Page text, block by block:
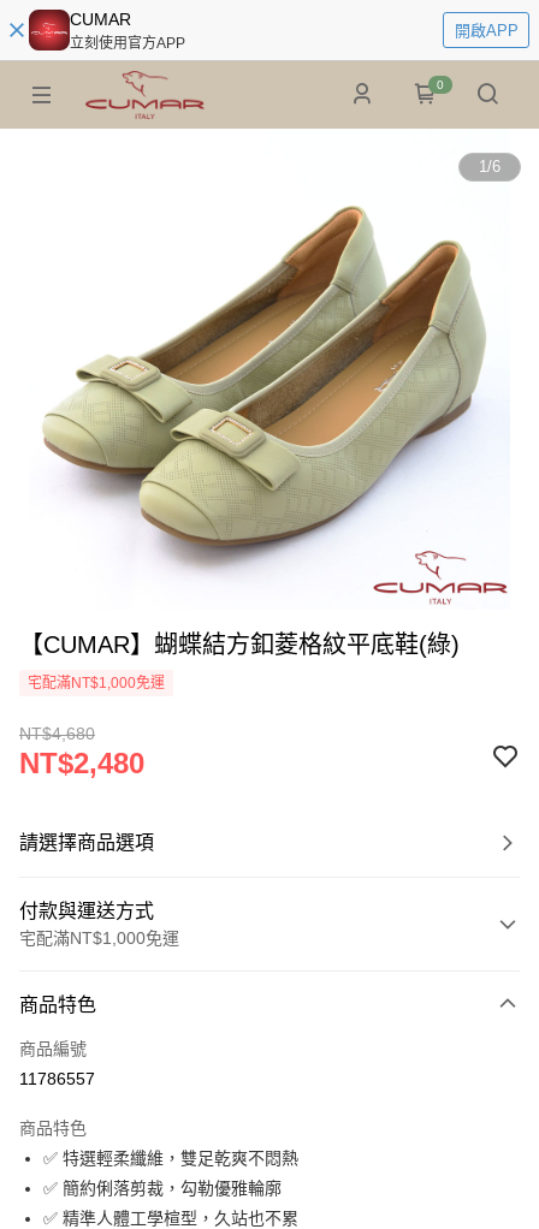
CUMAR
立刻使用官方APP
開啟APP
0
1/6
【CUMAR】蝴蝶結方釦菱格紋平底鞋(綠)
宅配滿NT$1,000免運
NT$4,680
NT$2,480
請選擇商品選項
付款與運送方式
宅配滿NT$1,000免運
信用卡一次付款
LINE Pay
街口支付
運送方式
商品特色
商品編號
11786557
商品特色
✅ 特選輕柔纖維，雙足乾爽不悶熱
✅ 簡約俐落剪裁，勾勒優雅輪廓
✅ 精準人體工學楦型，久站也不累